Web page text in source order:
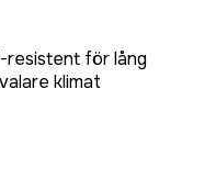
resistent för lång
klimat